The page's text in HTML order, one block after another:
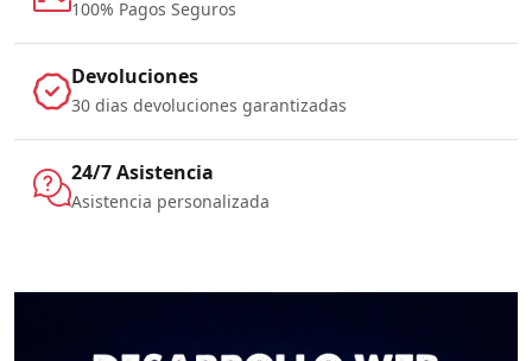
100% Pagos Seguros
Devoluciones
30 dias devoluciones garantizadas
24/7 Asistencia
Asistencia personalizada